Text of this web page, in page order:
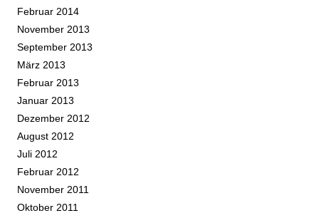
Februar 2014
November 2013
September 2013
März 2013
Februar 2013
Januar 2013
Dezember 2012
August 2012
Juli 2012
Februar 2012
November 2011
Oktober 2011